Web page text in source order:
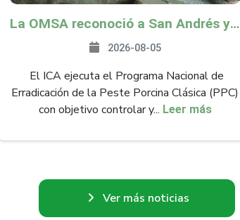
La OMSA reconoció a San Andrés y Providencia como zona libre de Peste Porcina Clásica (PPC)
2026-08-05
El ICA ejecuta el Programa Nacional de
Erradicación de la Peste Porcina Clásica (PPC)
con objetivo controlar y... Leer más
Ver más noticias